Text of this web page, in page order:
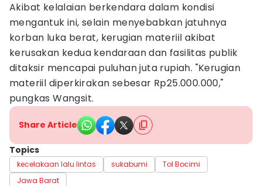
Akibat kelalaian berkendara dalam kondisi
mengantuk ini, selain menyebabkan jatuhnya
korban luka berat, kerugian materiil akibat
kerusakan kedua kendaraan dan fasilitas publik
ditaksir mencapai puluhan juta rupiah. "Kerugian
materiil diperkirakan sebesar Rp25.000.000,"
pungkas Wangsit.
Share Article
Topics
kecelakaan lalu lintas sukabumi
Tol Bocimi
Jawa Barat